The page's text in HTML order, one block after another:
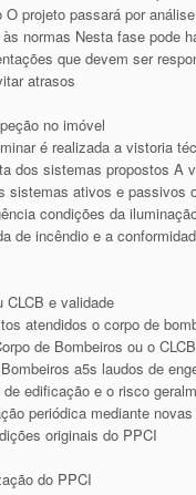
O projeto passará por
normas Nesta fase pode
que devem ser
atrasos
no imóvel
é realizada a vistoria
dos sistemas propostos A
sistemas ativos e passivos
condições da
de incêndio e a
CLCB e validade
atendidos o corpo de
de Bombeiros ou o
a5s laudos de
edificação e o risco
periódica mediante
originais do PPCI
do PPCI